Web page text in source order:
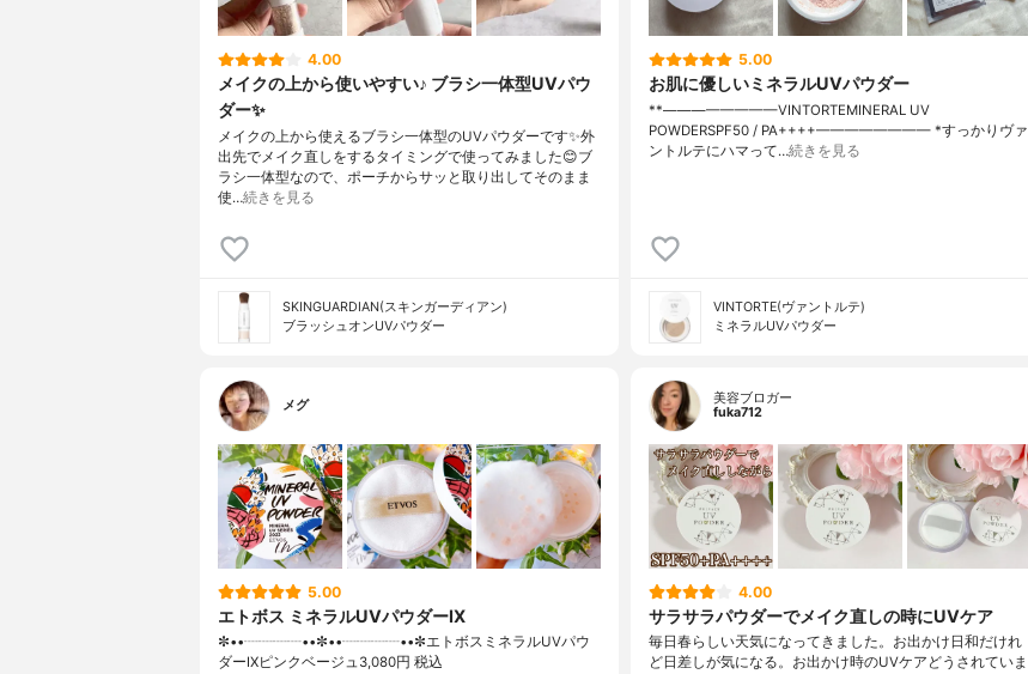
4.00
メイクの上から使いやすい♪ ブラシ一体型UVパウ
ダー✨
メイクの上から使えるブラシ一体型のUVパウダーです✨外
出先でメイク直しをするタイミングで使ってみました😊ブ
ラシ一体型なので、ポーチからサッと取り出してそのまま
使…続きを見る
SKINGUARDIAN(スキンガーディアン)
ブラッシュオンUVパウダー
5.00
お肌に優しいミネラルUVパウダー
**————————⁡VINTORTE⁡MINERAL UV
POWDERSPF50 / PA++++⁡———————— ⁡⁡⁡*すっかりヴァ
ントルテにハマって…続きを見る
VINTORTE(ヴァントルテ)
ミネラルUVパウダー
メグ
5.00
エトボス ミネラルUVパウダーIX
✼••┈┈┈┈••✼••┈┈┈┈••✼エトボスミネラルUVパウ
ダーIXピンクベージュ3,080円 税込
美容ブロガー
fuka712
4.00
サラサラパウダーでメイク直しの時にUVケア
毎日春らしい天気になってきました。お出かけ日和だけれ
ど日差しが気になる。お出かけ時のUVケアどうされていま